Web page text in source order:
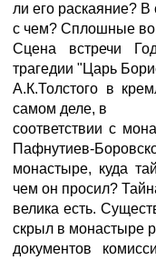
ли его раскаяние? В
с чем? Сплошные
Сцена встречи
трагедии "Царь
А.К.Толстого в
самом деле, в
соответствии с
Пафнутиев-
монастыре, куда
чем он просил?
велика есть.
скрыл в монастыре
документов